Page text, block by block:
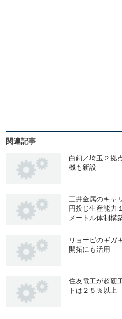
関連記事
白銅／埼玉２拠
機も新設
三井金属のキャ
円投じ生産能力
メートル体制構
リョービのギガ
開拓にも活用
住友電工が超硬
トは２５％以上